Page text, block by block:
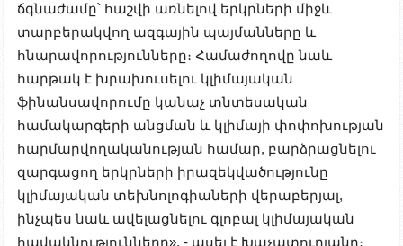
ճգնաժամը՝ հաշվի առնելով երկրների միջև
տարբերակվող ազգային պայմանները և
հնարավորությունները։ Համաժողովը նաև
հարթակ է խրախուսելու կլիմայական
ֆինանսավորումը կանաչ տնտեսական
համակարգերի անցման և կլիմայի փոփոխության
հարմարվողականության համար, բարձրացնելու
զարգացող երկրների իրազեկվածությունը
կլիմայական տեխնոլոգիաների վերաբերյալ,
ինչպես նաև ավելացնելու գլոբալ կլիմայական
հավակնությունները», - ասել է Խաչատուրյանը։